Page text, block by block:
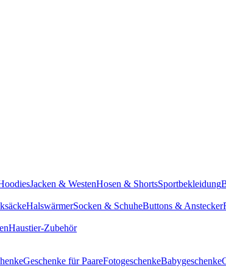
Jacken & WestenHosen & ShortsSportbekleidung
HalswärmerSocken & SchuheButtons & Anstecker
Haustier-Zubehör
Geschenke für PaareFotogeschenkeBabygeschenke